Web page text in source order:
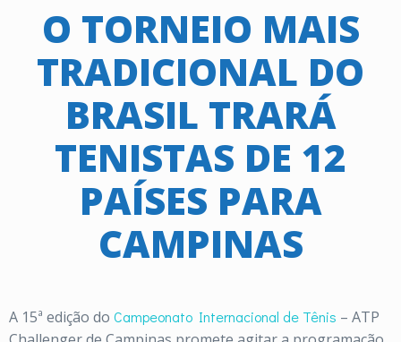
O TORNEIO MAIS
TRADICIONAL DO
BRASIL TRARÁ
TENISTAS DE 12
PAÍSES PARA
CAMPINAS
A 15ª edição do Campeonato Internacional de Tênis – ATP